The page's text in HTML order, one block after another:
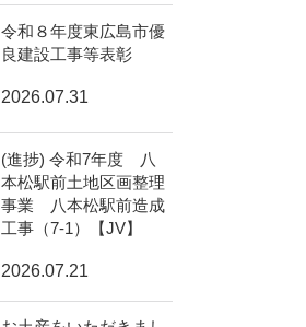
令和８年度東広島市優
良建設工事等表彰
2026.07.31
(進捗) 令和7年度 八
本松駅前土地区画整理
事業 八本松駅前造成
工事（7-1）【JV】
2026.07.21